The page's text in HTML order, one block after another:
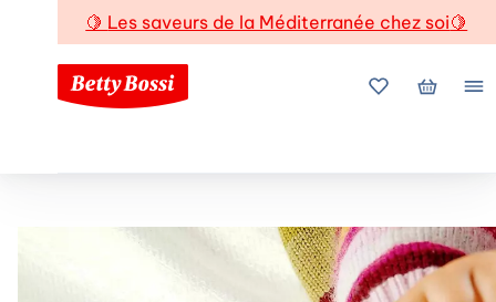
🍋 Les saveurs de la Méditerranée chez soi🍋
Mes favoris
Mon